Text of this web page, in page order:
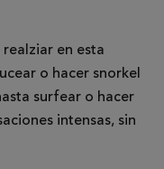
en esta
o hacer snorkel
surfear o hacer
intensas, sin